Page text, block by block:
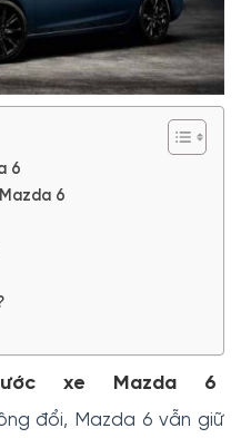
6
6
xe Mazda 6
đổi, Mazda 6 vẫn giữ